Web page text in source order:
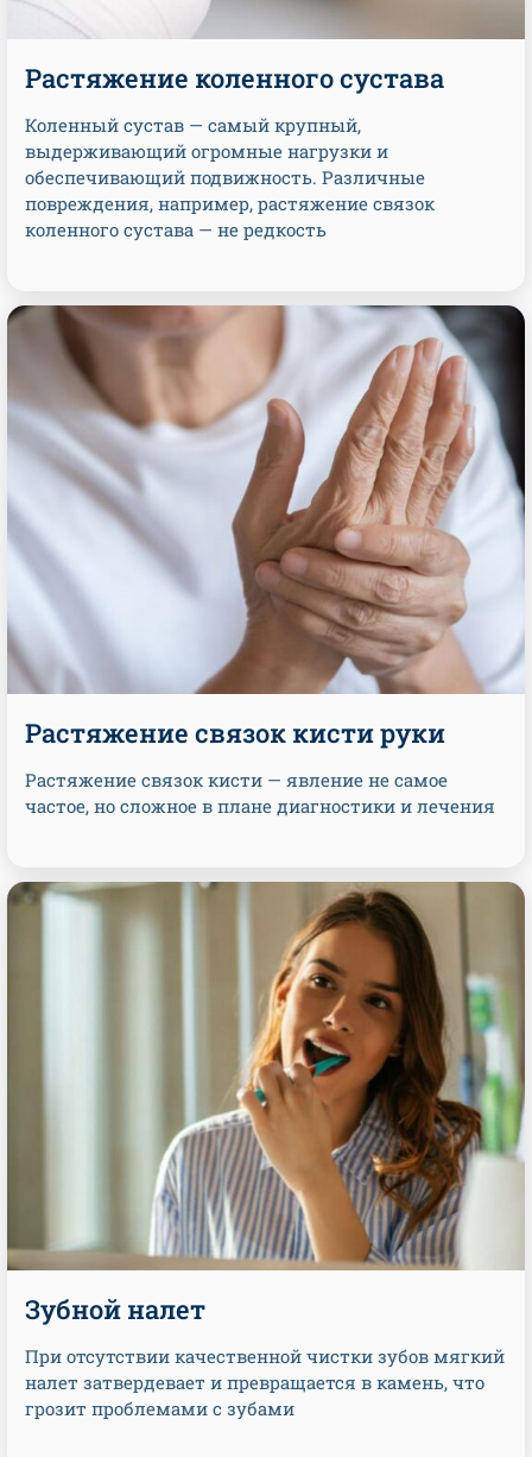
Растяжение коленного сустава
Коленный сустав — самый крупный,
выдерживающий огромные нагрузки и
обеспечивающий подвижность. Различные
повреждения, например, растяжение связок
коленного сустава — не редкость
Растяжение связок кисти руки
Растяжение связок кисти — явление не самое
частое, но сложное в плане диагностики и лечения
Зубной налет
При отсутствии качественной чистки зубов мягкий
налет затвердевает и превращается в камень, что
грозит проблемами с зубами